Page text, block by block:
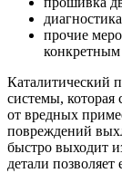
прочие
конкретным
Каталитический
системы, которая
от вредных
повреждений
быстро выходит
детали позволяет